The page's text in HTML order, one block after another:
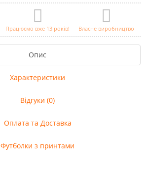
Працюємо вже 13 років! Власне виробництво
Опис
Характеристики
Відгуки (0)
Оплата та Доставка
Футболки з принтами